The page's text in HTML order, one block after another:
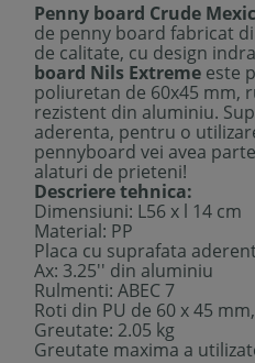
Penny board Crude
de penny board fabricat
de calitate, cu design
board Nils Extreme este
poliuretan de 60x45 mm,
rezistent din aluminiu.
aderenta, pentru o
pennyboard vei avea
alaturi de prieteni!
Descriere tehnica:
Dimensiuni: L56 x l 14 cm
Material: PP
Placa cu suprafata
Ax: 3.25'' din aluminiu
Rulmenti: ABEC 7
Roti din PU de 60 x 45
Greutate: 2.05 kg
Greutate maxima a